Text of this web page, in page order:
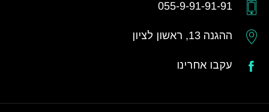
055-9-91-91-91
ההגנה 13, ראשון לציון
עקבו אחרינו